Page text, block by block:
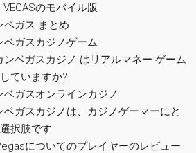
VEGASのモバイル版
ベガス まとめ
ベガスカジノゲーム
ンベガスカジノ はリアルマネー ゲーム
ていますか?
ベガスオンラインカジノ
ベガスカジノは、カジノゲーマーにと
択肢です
についてのプレイヤーのレビュー